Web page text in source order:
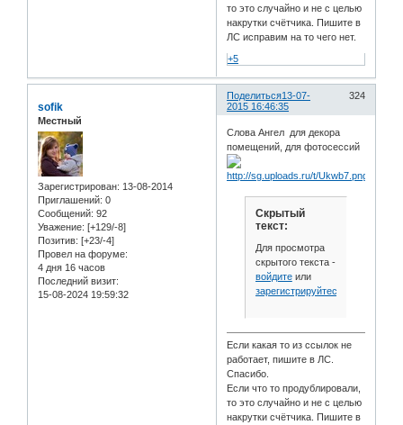
то это случайно и не с целью
накрутки счётчика. Пишите в
ЛС исправим на то чего нет.
+5
Поделиться 324
13-07-
2015 16:46:35
sofik
Местный
Зарегистрирован: 13-08-2014
Приглашений: 0
Сообщений: 92
Уважение: [+129/-8]
Позитив: [+23/-4]
Провел на форуме:
4 дня 16 часов
Последний визит:
15-08-2024 19:59:32
Слова Ангел для декора
помещений, для фотосессий
Скрытый
текст:
Для просмотра
скрытого текста -
войдитеили
зарегистрируйтесь
Если какая то из ссылок не
работает, пишите в ЛС.
Спасибо.
Если что то продублировали,
то это случайно и не с целью
накрутки счётчика. Пишите в